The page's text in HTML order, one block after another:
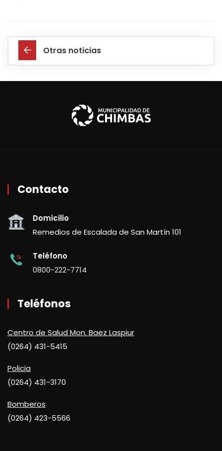
Otras noticias
Contacto
Domicilio
Remedios de Escalada de San Martín 101
Teléfono
0800-222-7714
Teléfonos
Centro de Salud Mon. Baez Laspiur
(0264) 431-5415
Policia
(0264) 431-3170
Bomberos
(0264) 423-5566